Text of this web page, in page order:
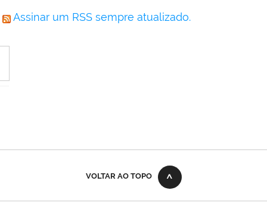
Assinar um RSS sempre atualizado.
VOLTAR AO TOPO